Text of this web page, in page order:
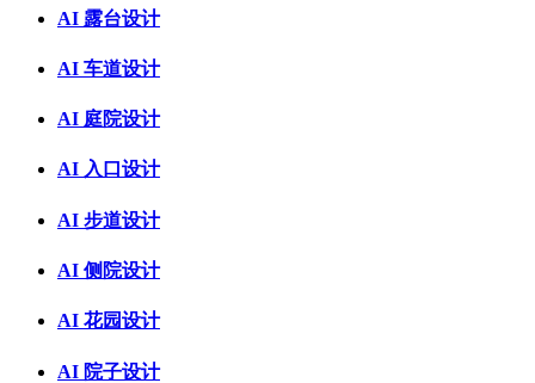
AI 露台设计
AI 车道设计
AI 庭院设计
AI 入口设计
AI 步道设计
AI 侧院设计
AI 花园设计
AI 院子设计